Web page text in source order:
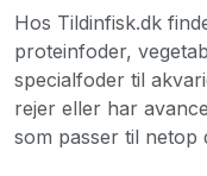
Hos Tildinfisk.dk
proteinfoder,
specialfoder til
rejer eller har
som passer til netop